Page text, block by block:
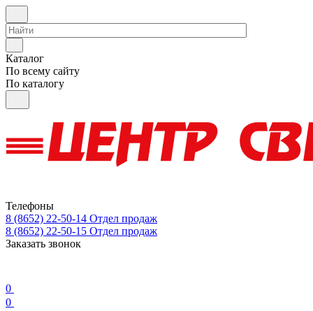
Каталог
По всему сайту
По каталогу
Телефоны
8 (8652) 22-50-14 Отдел продаж
8 (8652) 22-50-15 Отдел продаж
Заказать звонок
0
0